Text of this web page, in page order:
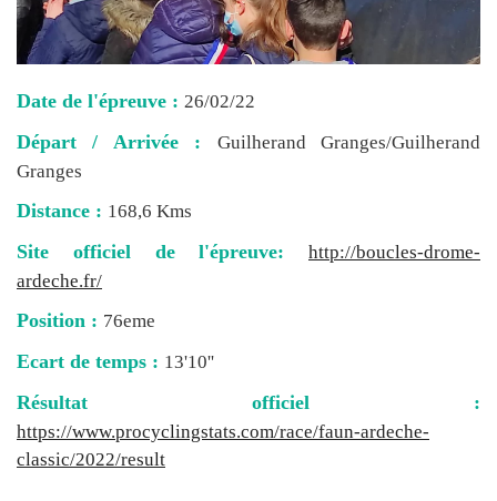
Date de l'épreuve : 26/02/22
Départ / Arrivée : Guilherand Granges/Guilherand
Granges
Distance : 168,6 Kms
Site officiel de l'épreuve: http://boucles-drome-
ardeche.fr/
Position : 76eme
Ecart de temps : 13'10''
Résultat officiel :
https://www.procyclingstats.com/race/faun-ardeche-
classic/2022/result